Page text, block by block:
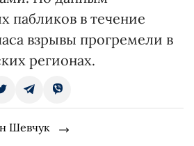
пабликов в течение
взрывы прогремели в
регионах.
Шевчук